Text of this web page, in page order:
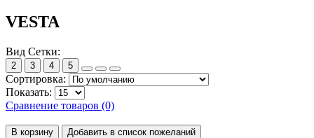
VESTA
Вид Сетки:
2 3 4 5
Сортировка:
Показать:
Сравнение товаров (0)
В корзину
Добавить в список пожеланий